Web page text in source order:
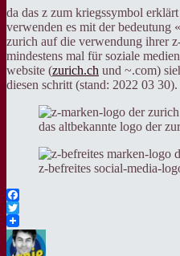
da das z zum kriegssymbol
verwenden es mit der bedeutung
zurich auf die verwendung ihrer
mindestens mal für soziale
website (zurich.ch und ~.com)
diesen schritt (stand: 2022 03 30).
das altbekannte logo der
z-befreites social-media-
Facebook
Twitter